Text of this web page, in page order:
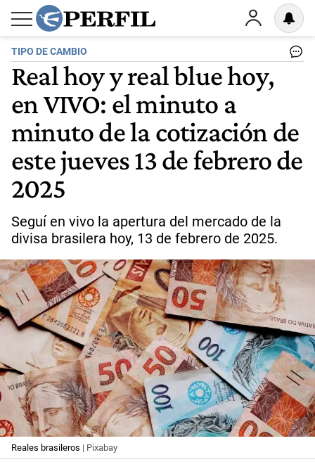
TIPO DE CAMBIO
Real hoy y real blue hoy,
en VIVO: el minuto a
minuto de la cotización de
este jueves 13 de febrero de
2025
Seguí en vivo la apertura del mercado de la
divisa brasilera hoy, 13 de febrero de 2025.
Reales brasileros | Pixabay